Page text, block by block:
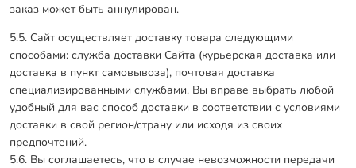
заказ может быть аннулирован.
5.5. Сайт осуществляет доставку товара следующими
способами: служба доставки Сайта (курьерская доставка или
доставка в пункт самовывоза), почтовая доставка
специализированными службами. Вы вправе выбрать любой
удобный для вас способ доставки в соответствии с условиями
доставки в свой регион/страну или исходя из своих
предпочтений.
5.6. Вы соглашаетесь, что в случае невозможности передачи